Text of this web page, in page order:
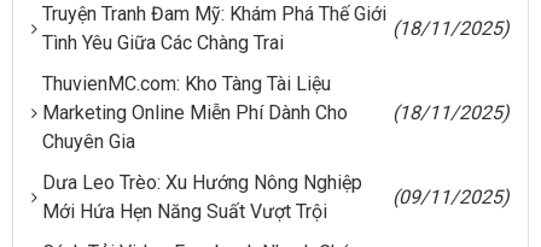
Truyện Tranh Đam Mỹ: Khám Phá Thế Giới
Tình Yêu Giữa Các Chàng Trai
(18/11/2025)
ThuvienMC.com: Kho Tàng Tài Liệu
Marketing Online Miễn Phí Dành Cho
Chuyên Gia
(18/11/2025)
Dưa Leo Trèo: Xu Hướng Nông Nghiệp
Mới Hứa Hẹn Năng Suất Vượt Trội
(09/11/2025)